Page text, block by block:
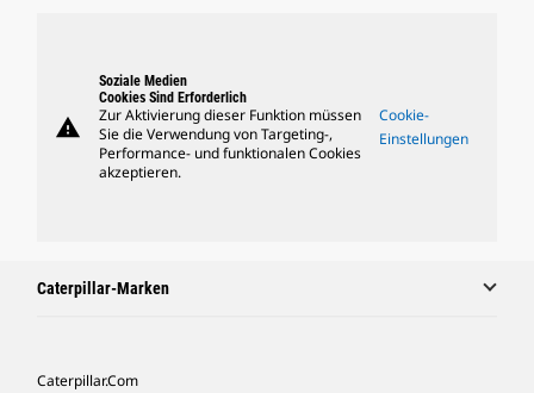
warning
Soziale Medien
Cookies Sind Erforderlich
Zur Aktivierung dieser Funktion müssen
Sie die Verwendung von Targeting-,
Performance- und funktionalen Cookies
akzeptieren.
Cookie-
Einstellungen
Caterpillar-Marken
Caterpillar.com